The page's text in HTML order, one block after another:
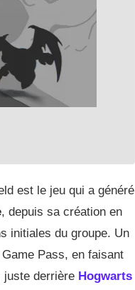
est le jeu qui a généré
, depuis sa création en
initiales du groupe. Un
Pass, en faisant
juste derrière Hogwarts